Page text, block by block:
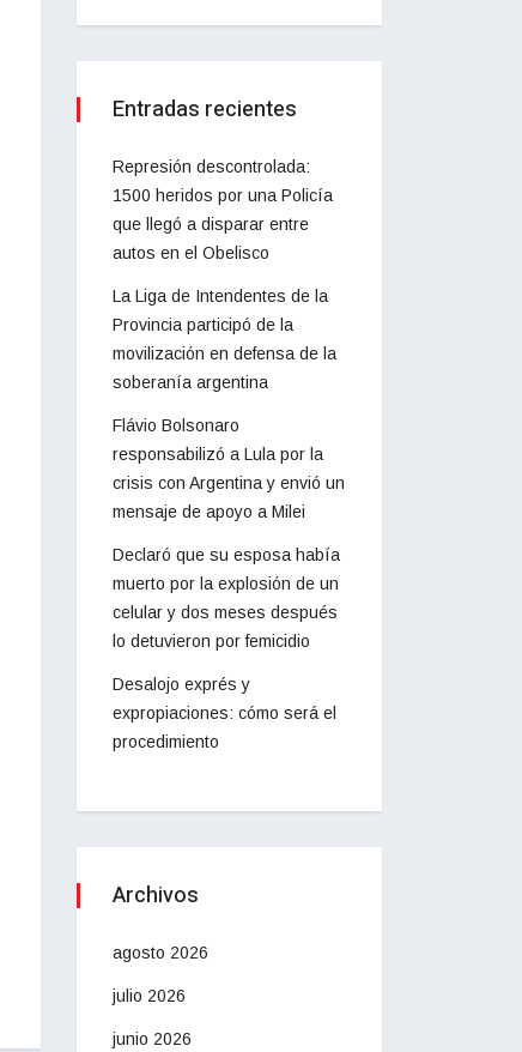
Entradas recientes
Represión descontrolada:
1500 heridos por una Policía
que llegó a disparar entre
autos en el Obelisco
La Liga de Intendentes de la
Provincia participó de la
movilización en defensa de la
soberanía argentina
Flávio Bolsonaro
responsabilizó a Lula por la
crisis con Argentina y envió un
mensaje de apoyo a Milei
Declaró que su esposa había
muerto por la explosión de un
celular y dos meses después
lo detuvieron por femicidio
Desalojo exprés y
expropiaciones: cómo será el
procedimiento
Archivos
agosto 2026
julio 2026
junio 2026